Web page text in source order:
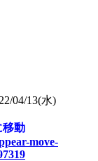
04/13(水)
移動
move-